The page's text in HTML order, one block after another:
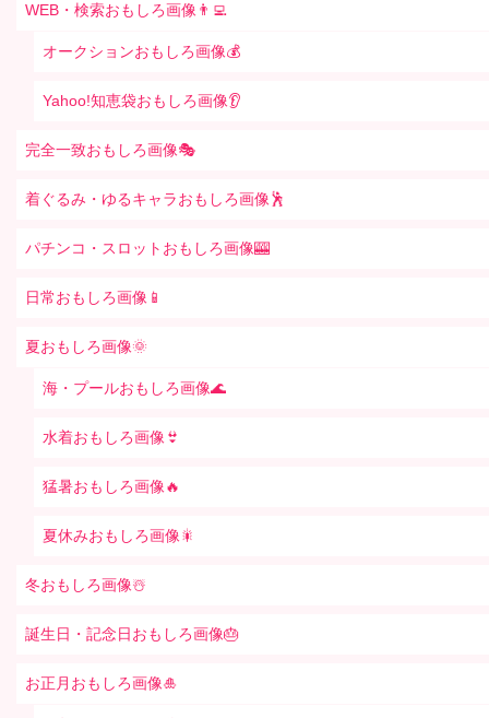
WEB・検索おもしろ画像👨‍💻
オークションおもしろ画像💰
Yahoo!知恵袋おもしろ画像👂
完全一致おもしろ画像🎭
着ぐるみ・ゆるキャラおもしろ画像🕺
パチンコ・スロットおもしろ画像🎰
日常おもしろ画像📱
夏おもしろ画像🌞
海・プールおもしろ画像🌊
水着おもしろ画像👙
猛暑おもしろ画像🔥
夏休みおもしろ画像🎇
冬おもしろ画像☃️
誕生日・記念日おもしろ画像🎂
お正月おもしろ画像🎍